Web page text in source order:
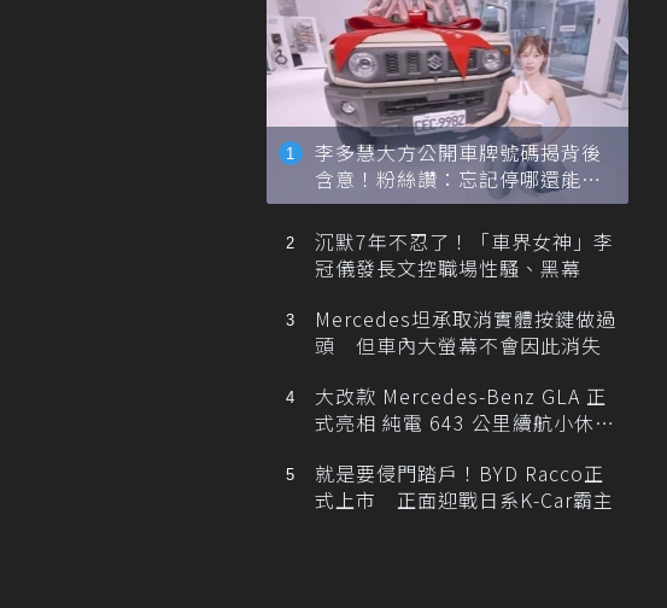
李多慧大方公開車牌號碼揭背後
含意！粉絲讚：忘記停哪還能幫
忙找車
沉默7年不忍了！「車界女神」李
冠儀發長文控職場性騷、黑幕
Mercedes坦承取消實體按鍵做過
頭 但車內大螢幕不會因此消失
大改款 Mercedes-Benz GLA 正
式亮相 純電 643 公里續航小休
就是要侵門踏戶！BYD Racco正
式上市 正面迎戰日系K-Car霸主